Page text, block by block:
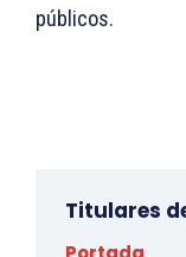
públicos.
Titulares